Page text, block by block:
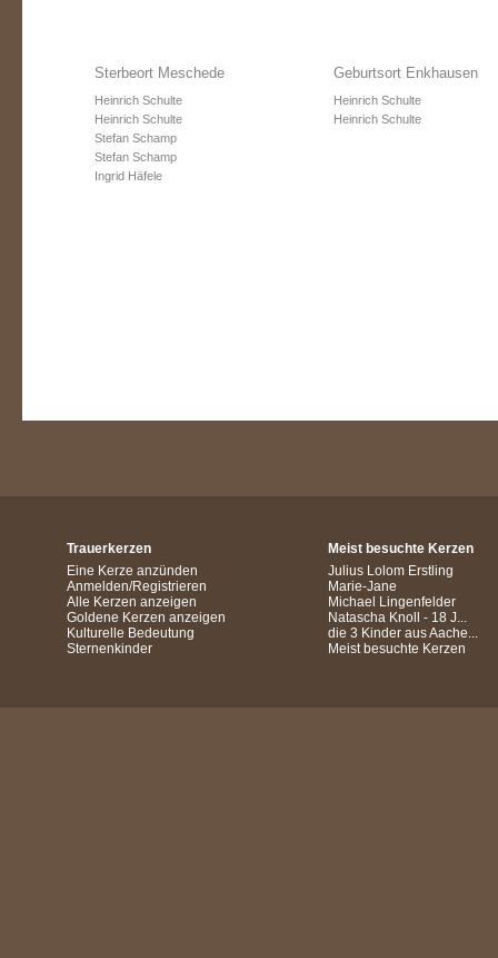
Sterbeort Meschede
Heinrich Schulte
Heinrich Schulte
Stefan Schamp
Stefan Schamp
Ingrid Häfele
Geburtsort Enkhausen
Heinrich Schulte
Heinrich Schulte
Trauerkerzen
Eine Kerze anzünden
Anmelden/Registrieren
Alle Kerzen anzeigen
Goldene Kerzen anzeigen
Kulturelle Bedeutung
Sternenkinder
Meist besuchte Kerzen
Julius Lolom Erstling
Marie-Jane
Michael Lingenfelder
Natascha Knoll - 18 J...
die 3 Kinder aus Aache...
Meist besuchte Kerzen